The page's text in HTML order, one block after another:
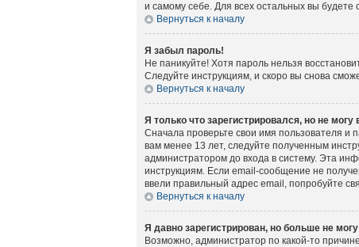
и самому себе. Для всех остальных вы будете
Вернуться к началу
Я забыл пароль!
Не паникуйте! Хотя пароль нельзя
Следуйте инструкциям, и скоро вы снова
Вернуться к началу
Я только что зарегистрировался, но не могу
Сначала проверьте свои имя пользователя и
вам менее 13 лет, следуйте полученным
администратором до входа в систему. Эта
инструкциям. Если email-сообщение не
ввели правильный адрес email, попробуйте
Вернуться к началу
Я давно зарегистрирован, но больше не
Возможно, администратор по какой-то